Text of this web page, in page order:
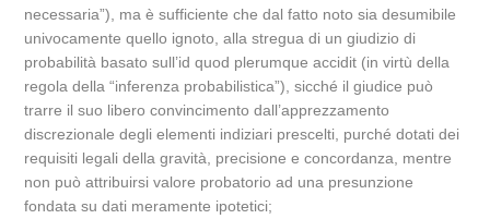
necessaria”), ma è sufficiente che dal fatto noto sia desumibile
univocamente quello ignoto, alla stregua di un giudizio di
probabilità basato sull’id quod plerumque accidit (in virtù della
regola della “inferenza probabilistica”), sicché il giudice può
trarre il suo libero convincimento dall’apprezzamento
discrezionale degli elementi indiziari prescelti, purché dotati dei
requisiti legali della gravità, precisione e concordanza, mentre
non può attribuirsi valore probatorio ad una presunzione
fondata su dati meramente ipotetici;